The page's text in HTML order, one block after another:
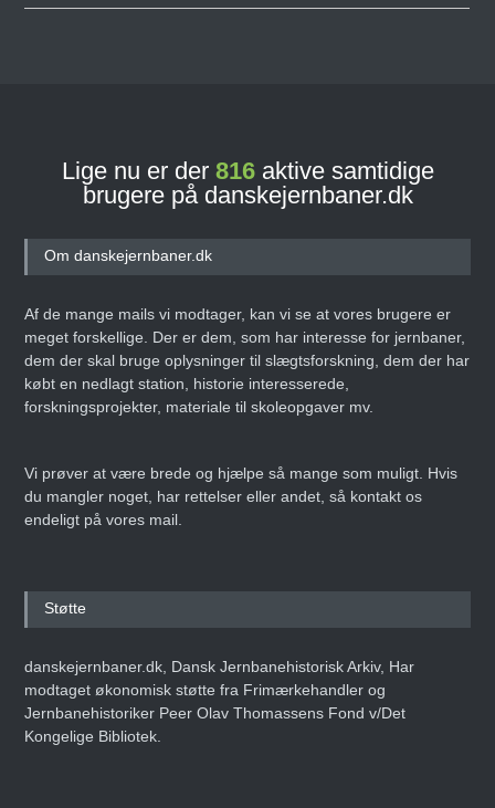
Lige nu er der 816aktive samtidige
brugere på danskejernbaner.dk
Om danskejernbaner.dk
Af de mange mails vi modtager, kan vi se at vores brugere er
meget forskellige. Der er dem, som har interesse for jernbaner,
dem der skal bruge oplysninger til slægtsforskning, dem der har
købt en nedlagt station, historie interesserede,
forskningsprojekter, materiale til skoleopgaver mv.
Vi prøver at være brede og hjælpe så mange som muligt. Hvis
du mangler noget, har rettelser eller andet, så kontakt os
endeligt på vores mail.
Støtte
danskejernbaner.dk, Dansk Jernbanehistorisk Arkiv, Har
modtaget økonomisk støtte fra Frimærkehandler og
Jernbanehistoriker Peer Olav Thomassens Fond v/Det
Kongelige Bibliotek.